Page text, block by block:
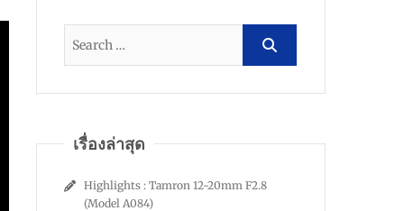
เรื่องล่าสุด
Highlights : Tamron 12-20mm F2.8
(Model A084)